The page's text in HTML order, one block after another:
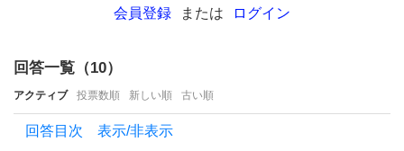
く
だ
さ
会員登録 または ログイン
回答一覧（10）
アクティブ 投票数順 新しい順 古い順
回答目次 表示/非表示